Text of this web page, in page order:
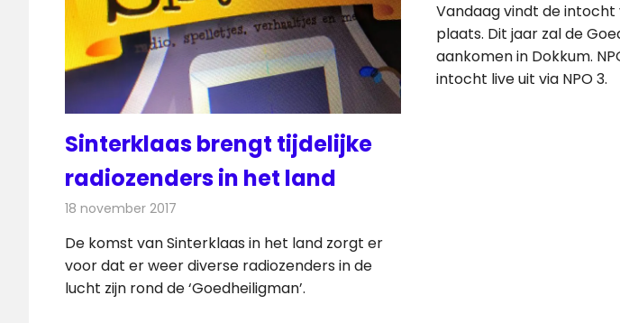
Sinterklaas brengt tijdelijke
radiozenders in het land
18 november 2017
De komst van Sinterklaas in het land zorgt er
voor dat er weer diverse radiozenders in de
lucht zijn rond de ‘Goedheiligman’.
Vandaag vindt de intocht
plaats. Dit jaar zal de
aankomen in Dokkum.
intocht live uit via NPO 3.